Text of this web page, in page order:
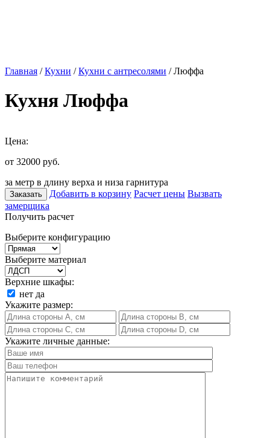
Главная /Кухни /Кухни с антресолями / Люффа
Кухня Люффа
Цена:
от 32000 руб.
за метр в длину верха и низа гарнитура
Заказать Добавить в корзину Расчет цены Вызвать
замерщика
Получить расчет
Выберите конфигурацию
Выберите материал
Верхние шкафы:
нет да
Укажите размер:
Укажите личные данные: